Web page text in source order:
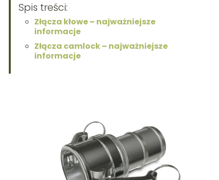
Spis treści:
Złącza kłowe – najważniejsze
informacje
Złącza camlock – najważniejsze
informacje